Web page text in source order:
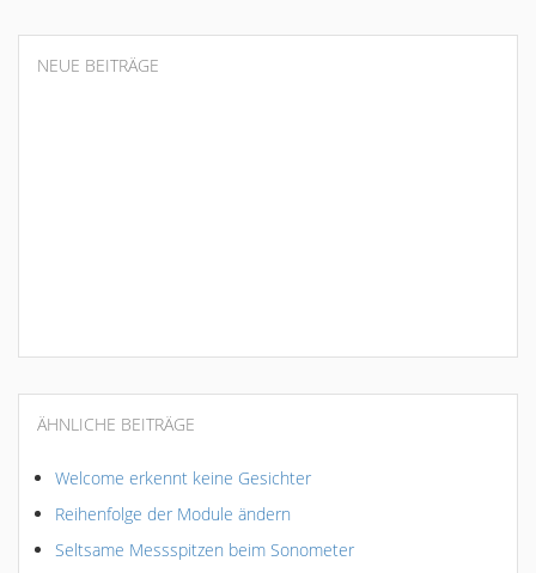
NEUE BEITRÄGE
ÄHNLICHE BEITRÄGE
Welcome erkennt keine Gesichter
Reihenfolge der Module ändern
Seltsame Messspitzen beim Sonometer